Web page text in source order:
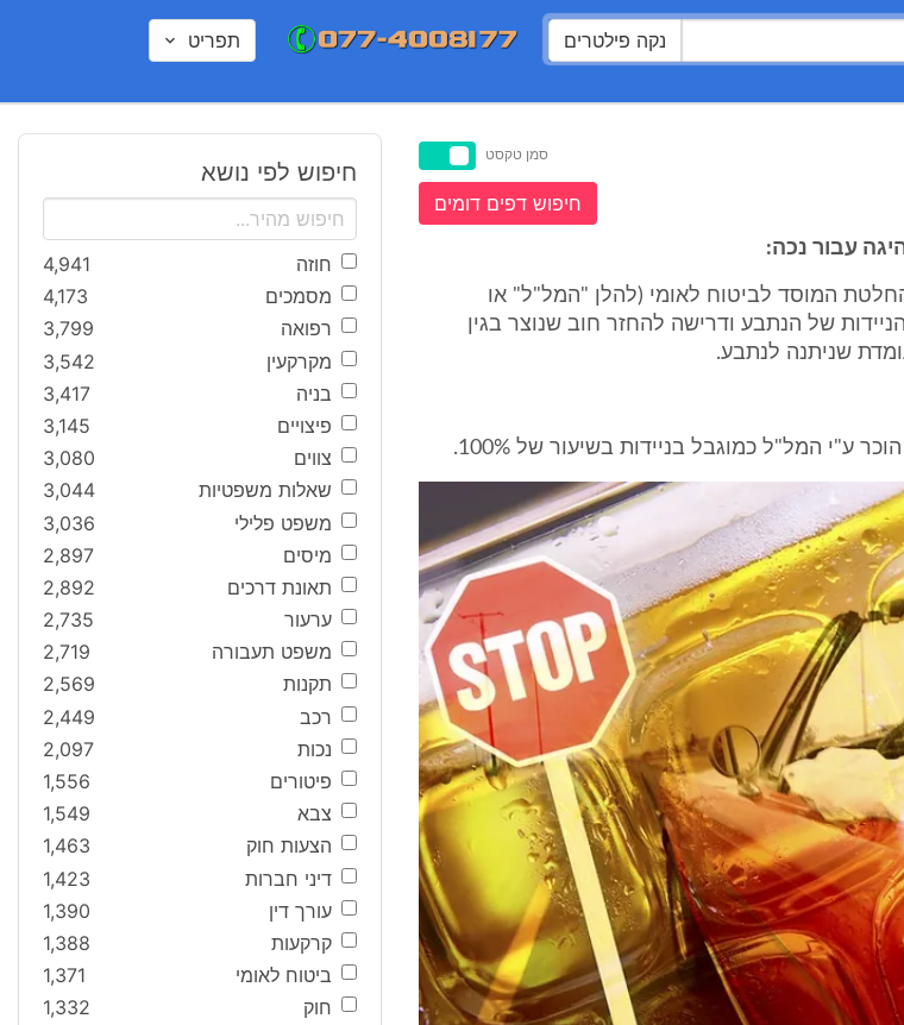
נקה פילטרים תפריט
סמן טקסט
חיפוש דפים דומים
עבור נכה:
החלטת המוסד לביטוח לאומי (להלן "המל"ל" או
של הנתבע ודרישה להחזר חוב שנוצר בגין
שניתנה לנתבע.
חיפוש לפי נושא
חוזה
4,941
מסמכים
4,173
רפואה
3,799
מקרקעין
3,542
בניה
3,417
פיצויים
3,145
צווים
3,080
שאלות משפטיות
3,044
משפט פלילי
3,036
מיסים
2,897
תאונת דרכים
2,892
ערעור
2,735
משפט תעבורה
2,719
תקנות
2,569
רכב
2,449
נכות
2,097
פיטורים
1,556
צבא
1,549
הצעות חוק
1,463
דיני חברות
1,423
עורך דין
1,390
קרקעות
1,388
ביטוח לאומי
1,371
חוק
1,332